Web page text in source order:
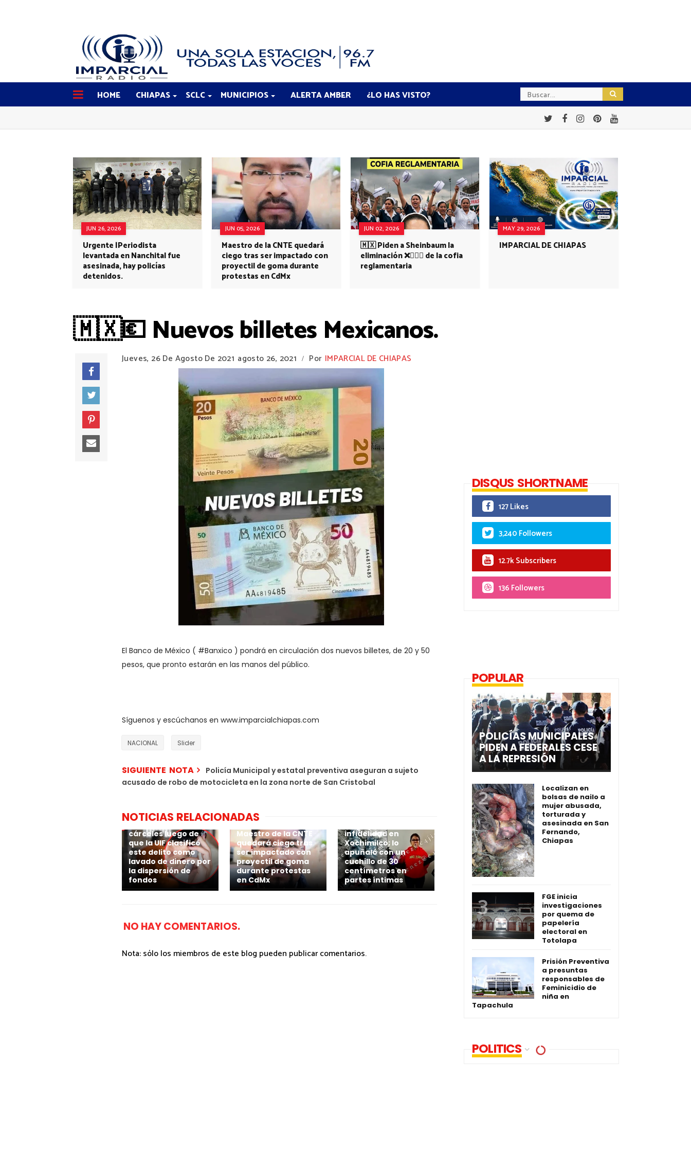
HOME CHIAPAS SCLC MUNICIPIOS ALERTA AMBER ¿LO HAS VISTO?
JUN 26, 2026
Urgente |Periodista
levantada en Nanchital fue
asesinada, hay policías
detenidos.
JUN 05, 2026
Maestro de la CNTE quedará
ciego tras ser impactado con
proyectil de goma durante
protestas en CdMx
JUN 02, 2026
🇲🇽 Piden a Sheinbaum la
eliminación ❌👩🏻‍⚕️ de la cofia
reglamentaria
MAY 29, 2026
IMPARCIAL DE CHIAPAS
🇲🇽💶 Nuevos billetes Mexicanos.
Jueves, 26 De Agosto De 2021 agosto 26, 2021 / Por IMPARCIAL DE CHIAPAS
El Banco de México ( #Banxico ) pondrá en circulación dos nuevos billetes, de 20 y 50
pesos, que pronto estarán en las manos del público.
Síguenos y escúchanos en www.imparcialchiapas.com
NACIONAL Slider
SIGUIENTE NOTA
Policía Municipal y estatal preventiva aseguran a sujeto
acusado de robo de motocicleta en la zona norte de San Cristobal
NOTICIAS RELACIONADAS
Los bancos de
de extorsión
cárceles luego de
que la UIF clasificó
este delito como
lavado de dinero por
la dispersión de
fondos
Maestro de la CNTE
quedará ciego tras
ser impactado con
proyectil de goma
durante protestas
en CdMx
infidelidad en
Xochimilco; lo
apuñaló con un
cuchillo de 30
centímetros en
partes íntimas
NO HAY COMENTARIOS.
Nota: sólo los miembros de este blog pueden publicar comentarios.
DISQUS SHORTNAME
127 Likes
3,240 Followers
12.7k Subscribers
136 Followers
POPULAR
POLICÍAS MUNICIPALES
PIDEN A FEDERALES CESE
A LA REPRESIÓN
Localizan en
bolsas de nailo a
mujer abusada,
torturada y
asesinada en San
Fernando,
Chiapas
FGE inicia
investigaciones
por quema de
papelería
electoral en
Totolapa
Prisión Preventiva
a presuntas
responsables de
Feminicidio de
niña en
Tapachula
POLITICS